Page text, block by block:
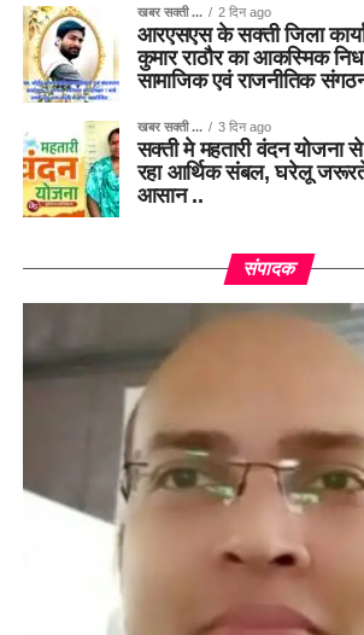
खबर सक्ती ... 2 दिन ago
आरएसएस के सक्ती जिला
कुमार राठौर का आकस्मिक
सामाजिक एवं राजनीतिक
खबर सक्ती ... 3 दिन ago
सक्ती मे महतारी वंदन योजना
रहा आर्थिक संबल, घरेलू
आसान ..
संपादक